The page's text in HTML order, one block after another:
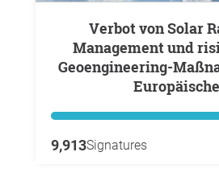
Verbot von Solar Radiation
Management und
Geoengineering-
9,913Signatures